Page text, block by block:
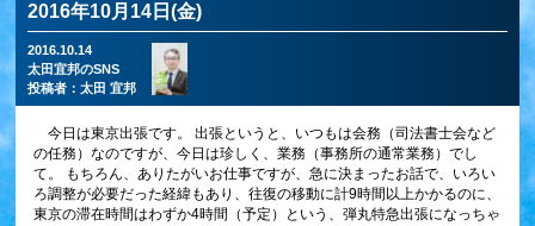
2016年10月14日(金)
2016.10.14
太田宜邦のSNS
投稿者：太田 宜邦
今日は東京出張です。 出張というと、いつもは会務（司法書士会など
の任務）なのですが、今日は珍しく、業務（事務所の通常業務）でし
て。 もちろん、ありたがいお仕事ですが、急に決まったお話で、いろい
ろ調整が必要だった経緯もあり、往復の移動に計9時間以上かかるのに、
東京の滞在時間はわずか4時間（予定）という、弾丸特急出張になっちゃ